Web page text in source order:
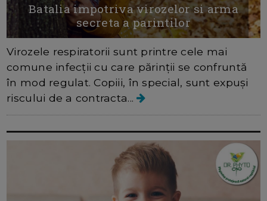
Batalia impotriva virozelor si arma
secreta a parintilor
Virozele respiratorii sunt printre cele mai
comune infecții cu care părinții se confruntă
în mod regulat. Copiii, în special, sunt expuși
riscului de a contracta...